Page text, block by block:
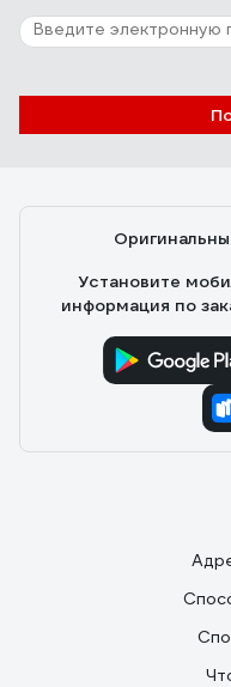
38 отзывов
0349
собеседника.
Установите
информация по